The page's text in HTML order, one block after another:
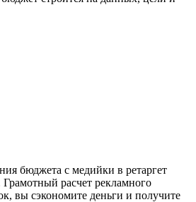
бюджета с медийки в ретаргет
Грамотный расчет рекламного
вы сэкономите деньги и получите